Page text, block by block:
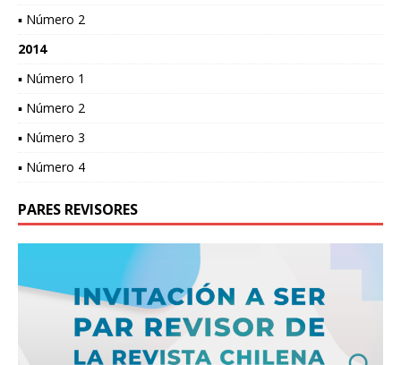
▪ Número 2
2014
▪ Número 1
▪ Número 2
▪ Número 3
▪ Número 4
PARES REVISORES